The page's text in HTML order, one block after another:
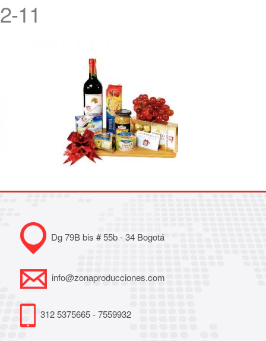
2-11
Dg 79B bis # 55b - 34 Bogotá
info@zonaproducciones.com
312 5375665 - 7559932